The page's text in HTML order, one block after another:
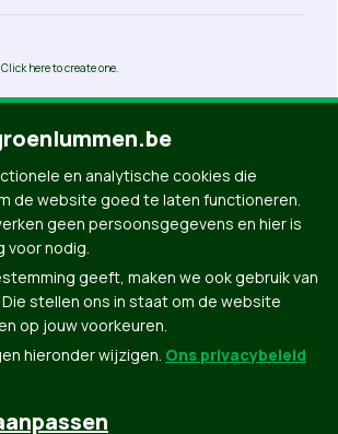
here to create one.
en analytische cookies die
de website goed te laten functioneren.
geen persoonsgegevens en hier is
voor nodig.
geeft, maken we ook gebruik van
stellen ons in staat om de website
op jouw voorkeuren.
hieronder wijzigen. Ons privacybeleid